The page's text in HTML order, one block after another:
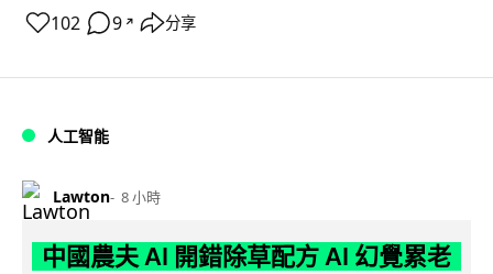
102 9 ↗ 分享
人工智能
Lawton 8 小時
中國農夫 AI 開錯除草配方 AI 幻覺累老